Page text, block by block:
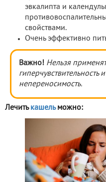
эвкалипта и
свойствами.
Очень эффективно
Важно! Нельзя
гиперчувствительность
непереносимость.
Лечить кашельможно: